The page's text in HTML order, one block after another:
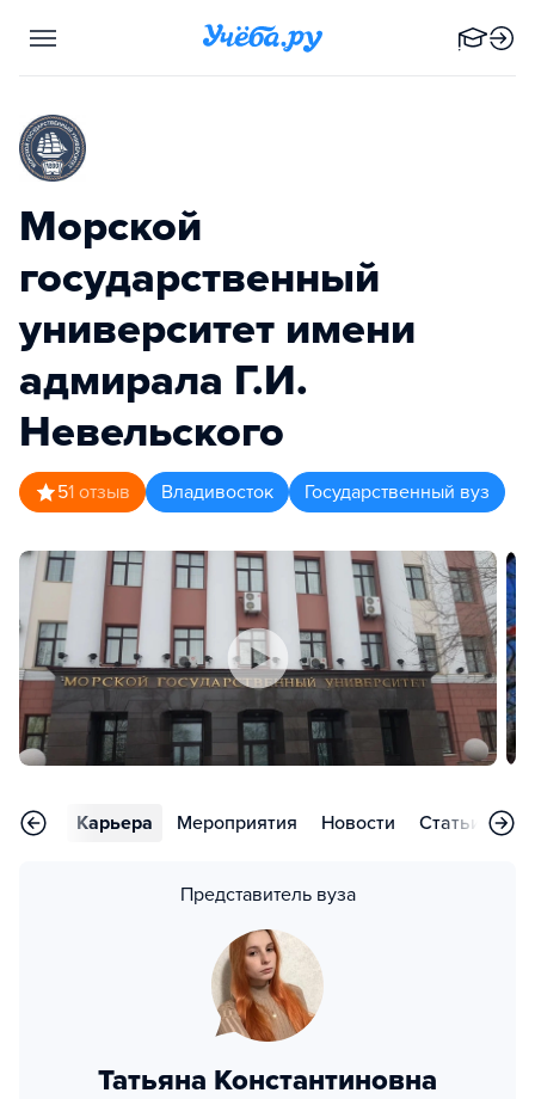
Морской
государственный
университет имени
адмирала Г.И.
Невельского
51 отзыв Владивосток Государственный вуз
Карьера Мероприятия Новости Статьи
Представитель вуза
Татьяна Константиновна